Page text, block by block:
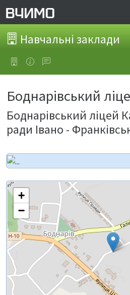
Навчальні заклади
Боднарівський
Боднарівський ліцей
ради Івано -
+
−